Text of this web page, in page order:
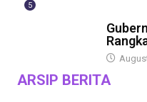
5
ARSIP BERITA